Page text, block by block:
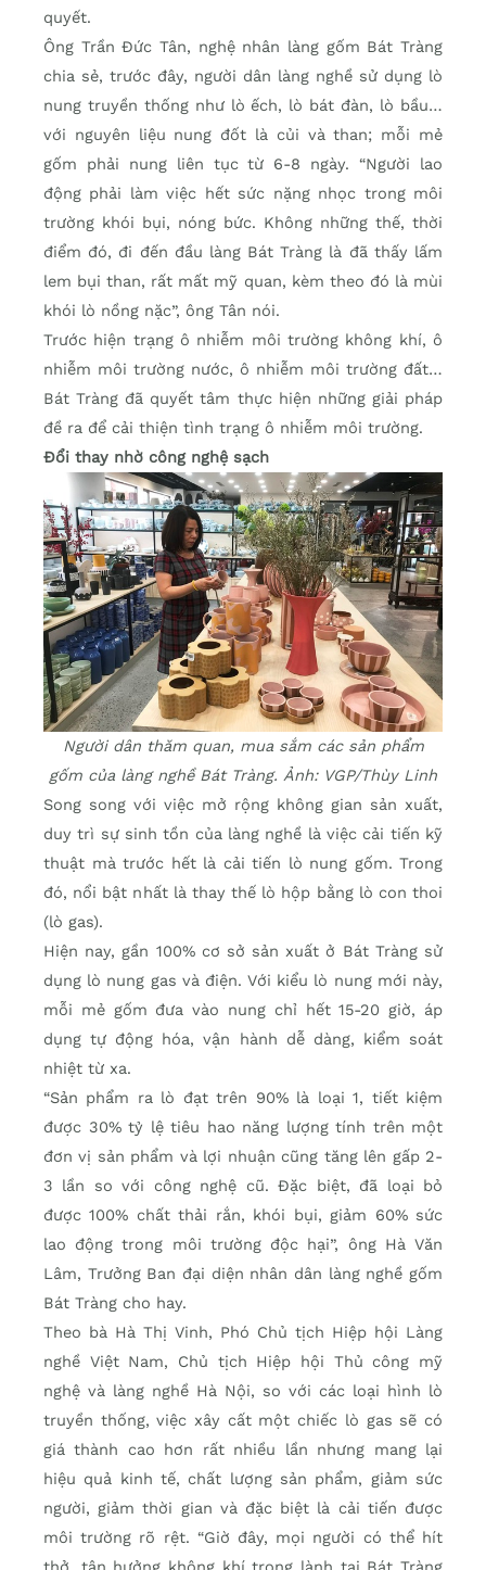
quyết.
Ông Trần Đức Tân, nghệ nhân làng gốm Bát Tràng
chia sẻ, trước đây, người dân làng nghề sử dụng lò
nung truyền thống như lò ếch, lò bát đàn, lò bầu…
với nguyên liệu nung đốt là củi và than; mỗi mẻ
gốm phải nung liên tục từ 6-8 ngày. “Người lao
động phải làm việc hết sức nặng nhọc trong môi
trường khói bụi, nóng bức. Không những thế, thời
điểm đó, đi đến đầu làng Bát Tràng là đã thấy lấm
lem bụi than, rất mất mỹ quan, kèm theo đó là mùi
khói lò nồng nặc”, ông Tân nói.
Trước hiện trạng ô nhiễm môi trường không khí, ô
nhiễm môi trường nước, ô nhiễm môi trường đất…
Bát Tràng đã quyết tâm thực hiện những giải pháp
đề ra để cải thiện tình trạng ô nhiễm môi trường.
Đổi thay nhờ công nghệ sạch
Người dân thăm quan, mua sắm các sản phẩm
gốm của làng nghề Bát Tràng. Ảnh: VGP/Thùy Linh
Song song với việc mở rộng không gian sản xuất,
duy trì sự sinh tồn của làng nghề là việc cải tiến kỹ
thuật mà trước hết là cải tiến lò nung gốm. Trong
đó, nổi bật nhất là thay thế lò hộp bằng lò con thoi
(lò gas).
Hiện nay, gần 100% cơ sở sản xuất ở Bát Tràng sử
dụng lò nung gas và điện. Với kiểu lò nung mới này,
mỗi mẻ gốm đưa vào nung chỉ hết 15-20 giờ, áp
dụng tự động hóa, vận hành dễ dàng, kiểm soát
nhiệt từ xa.
“Sản phẩm ra lò đạt trên 90% là loại 1, tiết kiệm
được 30% tỷ lệ tiêu hao năng lượng tính trên một
đơn vị sản phẩm và lợi nhuận cũng tăng lên gấp 2-
3 lần so với công nghệ cũ. Đặc biệt, đã loại bỏ
được 100% chất thải rắn, khói bụi, giảm 60% sức
lao động trong môi trường độc hại”, ông Hà Văn
Lâm, Trưởng Ban đại diện nhân dân làng nghề gốm
Bát Tràng cho hay.
Theo bà Hà Thị Vinh, Phó Chủ tịch Hiệp hội Làng
nghề Việt Nam, Chủ tịch Hiệp hội Thủ công mỹ
nghệ và làng nghề Hà Nội, so với các loại hình lò
truyền thống, việc xây cất một chiếc lò gas sẽ có
giá thành cao hơn rất nhiều lần nhưng mang lại
hiệu quả kinh tế, chất lượng sản phẩm, giảm sức
người, giảm thời gian và đặc biệt là cải tiến được
môi trường rõ rệt. “Giờ đây, mọi người có thể hít